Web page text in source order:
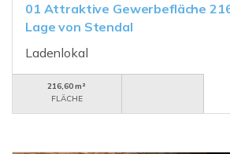
01 Attraktive Gewerbefläche
Lage von Stendal
Ladenlokal
216,60 m²
FLÄCHE